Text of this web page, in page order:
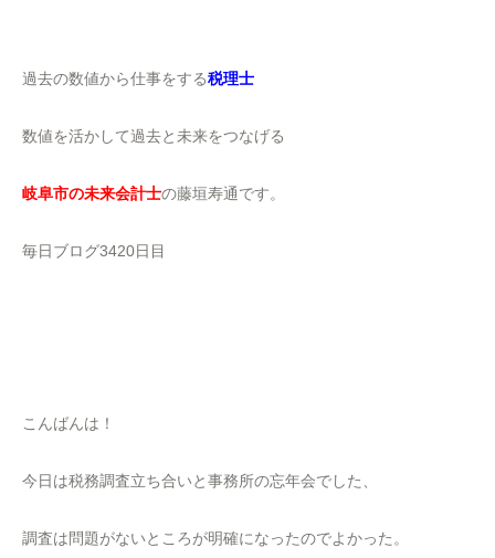
過去の数値から仕事をする税理士
数値を活かして過去と未来をつなげる
岐阜市の未来会計士の藤垣寿通です。
毎日ブログ3420日目
こんばんは！
今日は税務調査立ち合いと事務所の忘年会でした、
調査は問題がないところが明確になったのでよかった。